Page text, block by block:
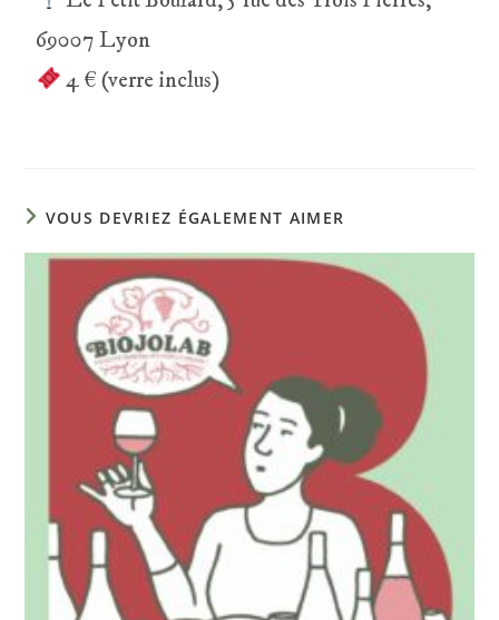
69007 Lyon
4 € (verre inclus)
VOUS DEVRIEZ ÉGALEMENT AIMER